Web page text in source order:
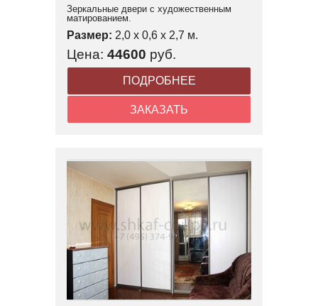
Зеркальные двери с художественным
матированием.
Размер: 2,0 x 0,6 x 2,7 м.
Цена: 44600 руб.
ПОДРОБНЕЕ
ЗАКАЗАТЬ